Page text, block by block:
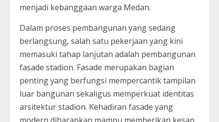
menjadi kebanggaan warga Medan.
Dalam proses pembangunan yang sedang
berlangsung, salah satu pekerjaan yang kini
memasuki tahap lanjutan adalah pembangunan
fasade stadion. Fasade merupakan bagian
penting yang berfungsi mempercantik tampilan
luar bangunan sekaligus memperkuat identitas
arsitektur stadion. Kehadiran fasade yang